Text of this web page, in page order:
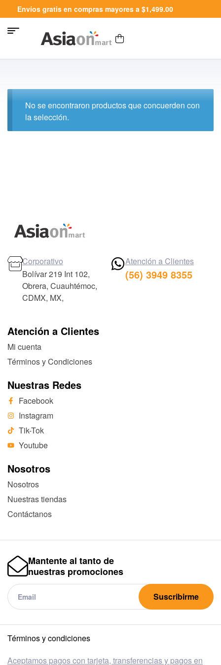
Envíos gratis en compras mayores a $1,499.00
No se encontraron productos que concuerden con
la selección.
Atención a Clientes
Mi cuenta
Términos y Condiciones
Nuestras Redes
Facebook
Instagram
Tik-Tok
Youtube
Nosotros
Nosotros
Nuestras tiendas
Contáctanos
Corporativo
Bolívar 219 Int 102,
Obrera, Cuauhtémoc,
CDMX, MX,
Atención a Clientes
(56) 3949 8355
Mantente al tanto de
nuestras promociones
Suscribirme
Términos y condiciones
Aceptamos pagos con tarjeta, transferencias y pagos en